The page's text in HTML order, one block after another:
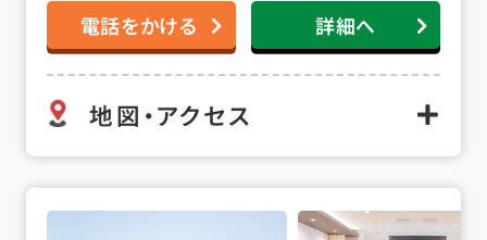
電話をかける 詳細へ
地図・アクセス
浜松西浅田の詳細へ